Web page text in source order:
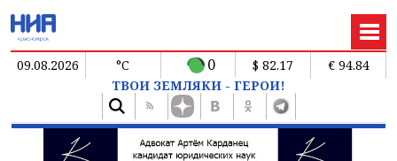
09.08.2026 °C 0 $ 82.17
€ 94.84
ТВОИ ЗЕМЛЯКИ - ГЕРОИ!